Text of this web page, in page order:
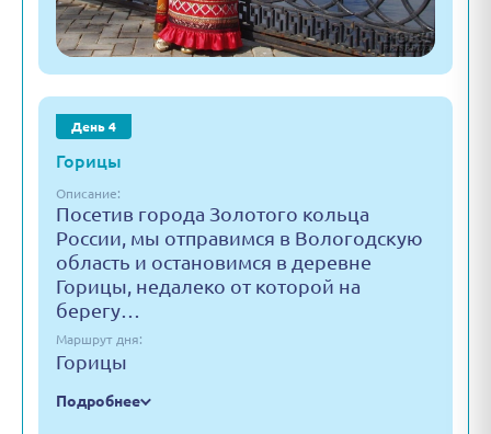
День 4
Горицы
Описание:
Посетив города Золотого кольца
России, мы отправимся в Вологодскую
область и остановимся в деревне
Горицы, недалеко от которой на
берегу…
Маршрут дня:
Горицы
Подробнее